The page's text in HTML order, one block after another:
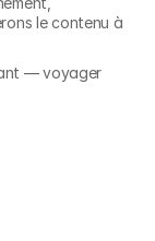
le contenu à
— voyager